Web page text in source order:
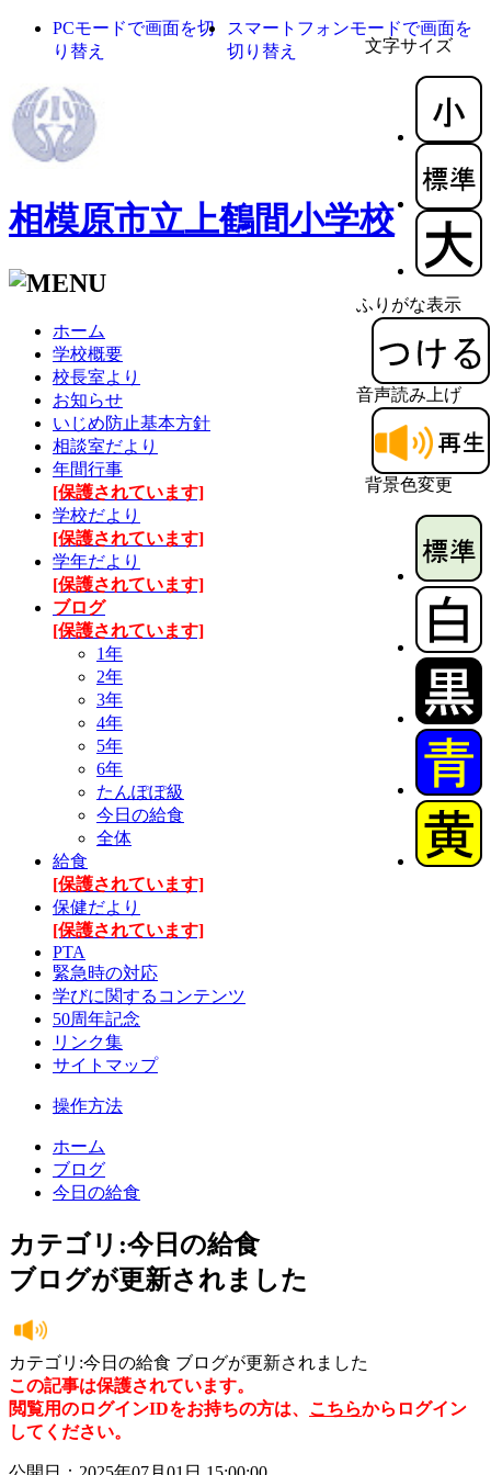
文字サイズ
ふりがな表示
音声読み上げ
背景色変更
PCモードで画面を切
り替え
スマートフォンモードで画面を
切り替え
相模原市立上鶴間小学校
ホーム
学校概要
校長室より
お知らせ
いじめ防止基本方針
相談室だより
年間行事
[保護されています]
学校だより
[保護されています]
学年だより
[保護されています]
ブログ
[保護されています]
1年
2年
3年
4年
5年
6年
たんぽぽ級
今日の給食
全体
給食
[保護されています]
保健だより
[保護されています]
PTA
緊急時の対応
学びに関するコンテンツ
50周年記念
リンク集
サイトマップ
操作方法
ホーム
ブログ
今日の給食
カテゴリ:今日の給食
ブログが更新されました
カテゴリ:今日の給食 ブログが更新されました
この記事は保護されています。
閲覧用のログインIDをお持ちの方は、 こちらからログイン
してください。